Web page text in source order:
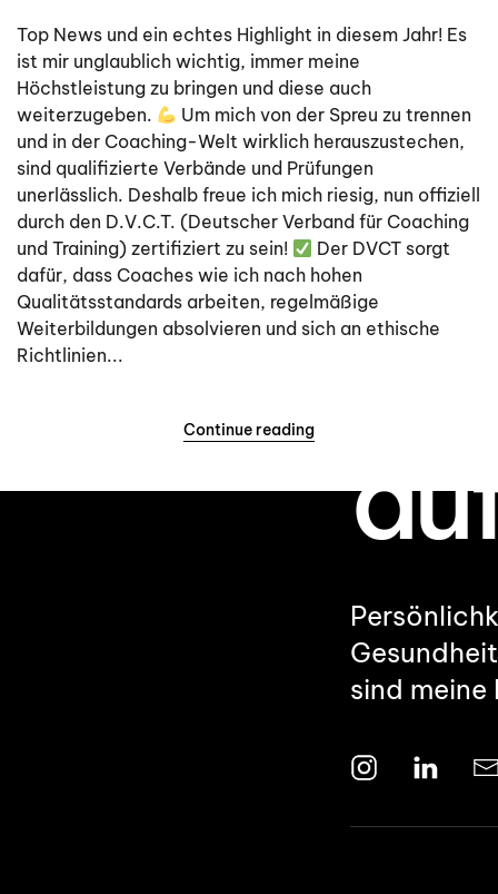
weitere
erfolgreich
gemeistert!
Top News und ein echtes Highlight in diesem Jahr! Es
ist mir unglaublich wichtig, immer meine
Höchstleistung zu bringen und diese auch
weiterzugeben.
Um mich von der Spreu zu trennen
und in der Coaching-Welt wirklich herauszustechen,
sind qualifizierte Verbände und Prüfungen
unerlässlich. Deshalb freue ich mich riesig, nun offiziell
durch den D.V.C.T. (Deutscher Verband für Coaching
und Training) zertifiziert zu sein!
Der DVCT sorgt
dafür, dass Coaches wie ich nach hohen
Qualitätsstandards arbeiten, regelmäßige
Weiterbildungen absolvieren und sich an ethische
Richtlinien...
Continue reading
sind meine